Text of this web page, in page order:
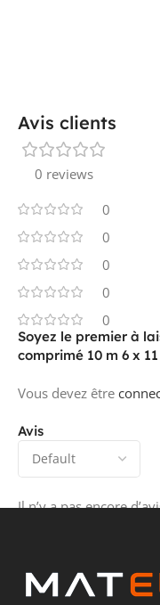
Avis clients
0 reviews
0
0
0
0
0
Avis
Il n’y a pas encore
Soyez le premier à
comprimé 10 m 6 x
Vous devez être